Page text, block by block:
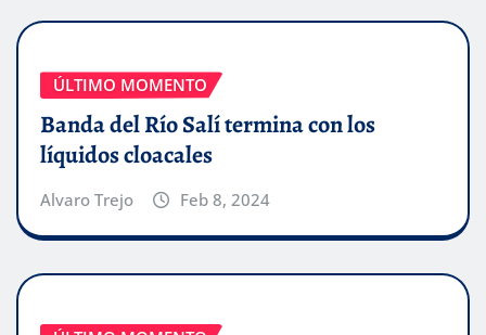
ÚLTIMO MOMENTO
Banda del Río Salí termina con los
líquidos cloacales
Alvaro Trejo Feb 8, 2024